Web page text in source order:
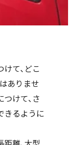
けて､どこ
ありませ
つけて､さ
きるように